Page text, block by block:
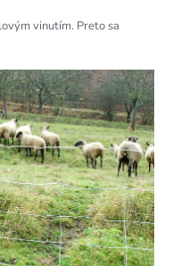
vinutím. Preto sa